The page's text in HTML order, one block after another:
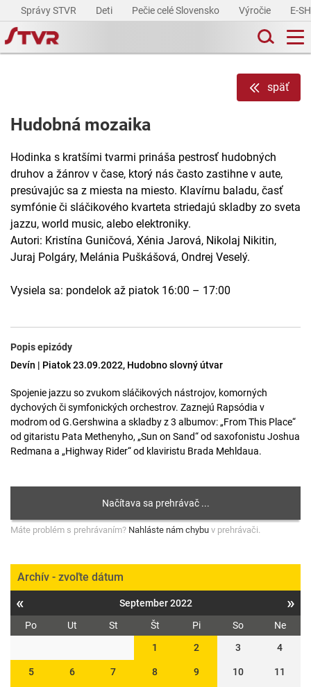
Správy STVR Deti Pečie celé Slovensko Výročie E-
späť
Hudobná mozaika
Hodinka s kratšími tvarmi prináša pestrosť hudobných
druhov a žánrov v čase, ktorý nás často zastihne v aute,
presúvajúc sa z miesta na miesto. Klavírnu baladu, časť
symfónie či sláčikového kvarteta striedajú skladby zo sveta
jazzu, world music, alebo elektroniky.
Autori: Kristína Guničová, Xénia Jarová, Nikolaj Nikitin,
Juraj Polgáry, Melánia Puškášová, Ondrej Veselý.
Vysiela sa: pondelok až piatok 16:00 – 17:00
Popis epizódy
Devín | Piatok 23.09.2022, Hudobno slovný útvar
Spojenie jazzu so zvukom sláčikových nástrojov, komorných
dychových či symfonických orchestrov. Zaznejú Rapsódia v
modrom od G.Gershwina a skladby z 3 albumov: „From This Place“
od gitaristu Pata Methenyho, „Sun on Sand“ od saxofonistu Joshua
Redmana a „Highway Rider“ od klaviristu Brada Mehldaua.
Máte problém s prehrávaním? Nahláste nám chybu v prehrávači.
Archív - zvoľte dátum
« September 2022 »
Po Ut St Št Pi So
Ne
1
2 3 4
5 6 7 8 9 10 11